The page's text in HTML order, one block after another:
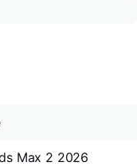
Max 2 2026